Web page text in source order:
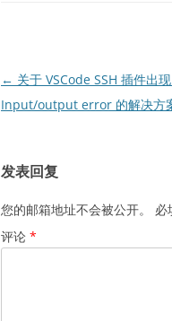
文
章
← 关于 VSCode SSH 插件出
Input/output error 的解决方
发表回复
您的邮箱地址不会被公开。 必
评论 *